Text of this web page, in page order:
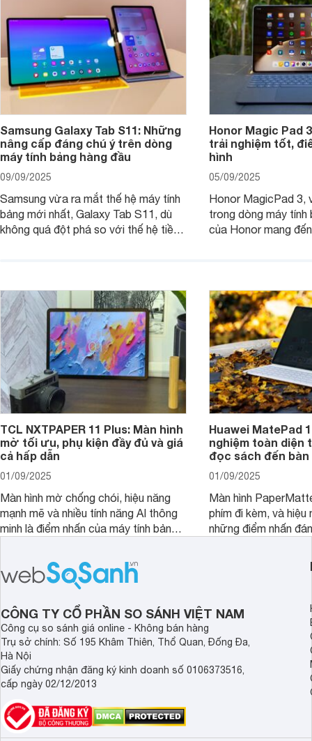
đầu, tối ưu trải nghiệm của người sử
dụng.
Samsung Galaxy Tab S11: Những
nâng cấp đáng chú ý trên dòng
máy tính bảng hàng đầu
09/09/2025
Samsung vừa ra mắt thế hệ máy tính
bảng mới nhất, Galaxy Tab S11, dù
không quá đột phá so với thế hệ tiền
đến trải nghiệm người dùng liền mạch
và mượt mà hơn.
Honor Magic Pad
trải nghiệm tốt,
hình
05/09/2025
Honor MagicPad 3,
trong dòng máy tính
của Honor mang
để lại một điểm trừ
TCL NXTPAPER 11 Plus: Màn hình
mờ tối ưu, phụ kiện đầy đủ và giá
cả hấp dẫn
01/09/2025
Màn hình mờ chống chói, hiệu năng
mạnh mẽ và nhiều tính năng AI thông
minh là điểm nhấn của máy tính bảng
đáng chú ý trong phân khúc tầm
trung.
Huawei MatePad
nghiệm toàn diện
đọc sách đến
01/09/2025
Màn hình
phím đi kèm, và hiệu
những điểm nhấn
máy tính bảng
đọc sách và làm
CÔNG TY CỔ PHẦN SO SÁNH VIỆT NAM
Công cụ so sánh giá online - Không bán hàng
Trụ sở chính: Số 195 Khâm Thiên, Thổ Quan, Đống Đa,
Hà Nội
Giấy chứng nhận đăng ký kinh doanh số 0106373516,
cấp ngày 02/12/2013